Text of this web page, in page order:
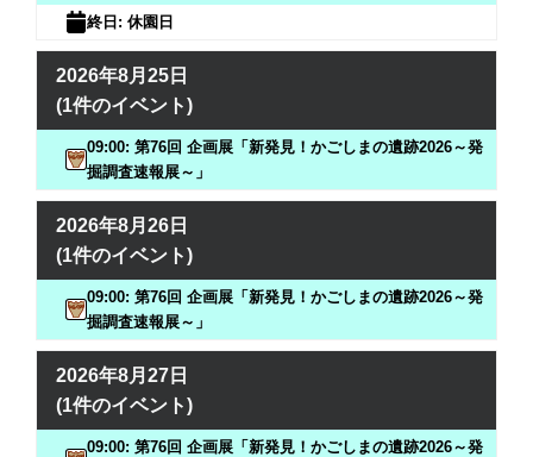
終日: 休園日
2026年8月25日
(1件のイベント)
09:00: 第76回 企画展「新発見！かごしまの遺跡2026～発
掘調査速報展～」
2026年8月26日
(1件のイベント)
09:00: 第76回 企画展「新発見！かごしまの遺跡2026～発
掘調査速報展～」
2026年8月27日
(1件のイベント)
09:00: 第76回 企画展「新発見！かごしまの遺跡2026～発